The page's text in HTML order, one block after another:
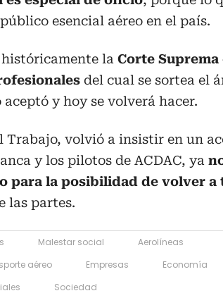
esencial aéreo en el país.
la Corte
del cual se sortea el
aceptó y hoy se volverá hacer.
volvió a insistir en un
y los pilotos de ACDAC, ya
para la posibilidad de volver a
las partes.
Malestar social
Aerolíneas
aéreo Empresas
Economía
Sociedad